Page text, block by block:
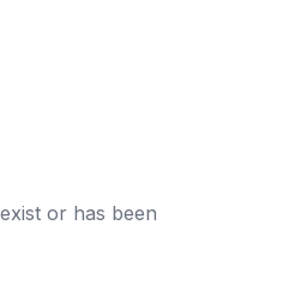
or has been